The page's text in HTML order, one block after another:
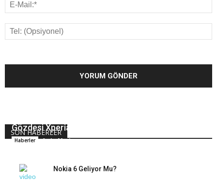
SON HABERLER
Gözdesi Xperia XZ1 Türkiye’de Satışa Sunuldu
Haberler Arda Meriç
Nokia 6 Geliyor Mu?